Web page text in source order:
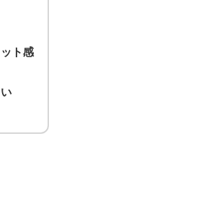
ト感